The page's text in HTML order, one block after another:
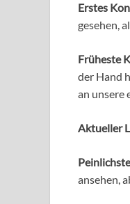
Erstes
gesehen,
Früheste
der Hand
an unsere
Aktueller
ansehen,